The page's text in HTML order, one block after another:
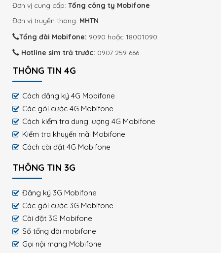
Đơn vị cung cấp: Tổng công ty Mobifone
Đơn vị truyền thông: MHTN
Tổng đài Mobifone: 9090 hoặc 18001090
Hotline sim trả trước: 0907 259 666
THÔNG TIN 4G
Cách đăng ký 4G Mobifone
Các gói cước 4G Mobifone
Cách kiểm tra dung lượng 4G Mobifone
Kiểm tra khuyến mãi Mobifone
Cách cài đặt 4G Mobifone
THÔNG TIN 3G
Đăng ký 3G Mobifone
Các gói cước 3G Mobifone
Cài đặt 3G Mobifone
Số tổng đài mobifone
Gọi nội mạng Mobifone